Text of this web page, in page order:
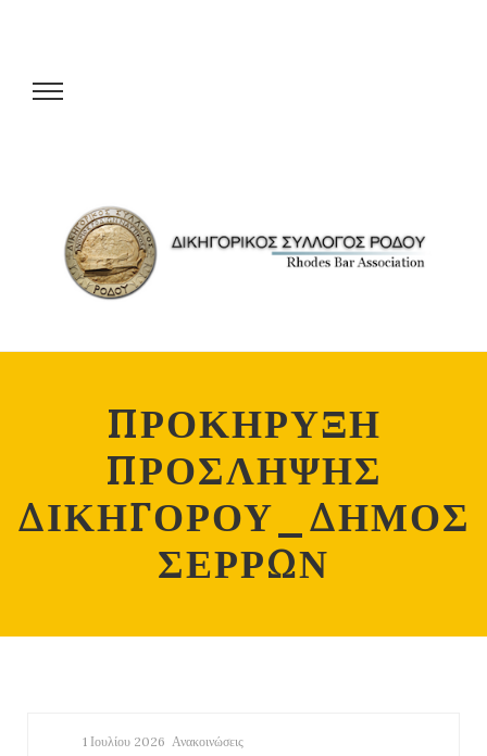
ΠΡΟΚΗΡΥΞΗ
ΠΡΟΣΛΗΨΗΣ
ΔΙΚΗΓΟΡΟΥ_ΔΗΜΟΣ
ΣΕΡΡΩΝ
1 Ιουλίου 2026 Ανακοινώσεις